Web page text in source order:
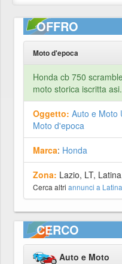
OFFRO
Moto d'epoca
Honda cb 750
moto storica iscritta
Oggetto: Auto e Moto
Moto d'epoca
Marca: Honda
Zona: Lazio, LT,
Cerca altri annunci a Latina
CERCO
Auto e Moto